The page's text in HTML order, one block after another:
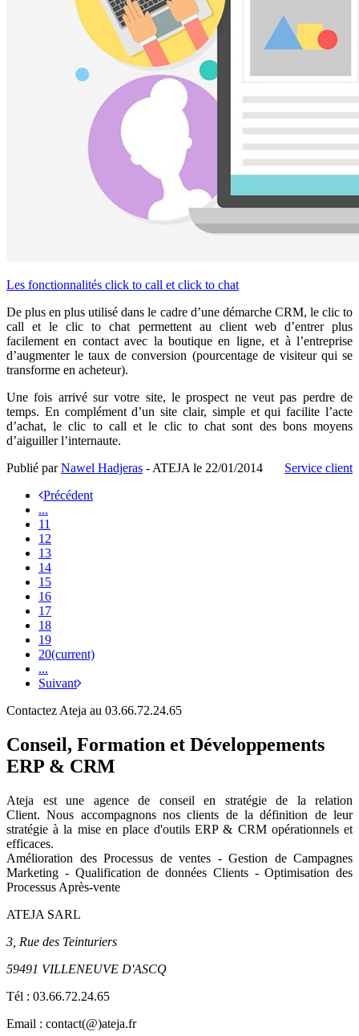
Les fonctionnalités click to call et click to chat
De plus en plus utilisé dans le cadre d’une démarche CRM, le clic to
call et le clic to chat permettent au client web d’entrer plus
facilement en contact avec la boutique en ligne, et à l’entreprise
d’augmenter le taux de conversion (pourcentage de visiteur qui se
transforme en acheteur).
Une fois arrivé sur votre site, le prospect ne veut pas perdre de
temps. En complément d’un site clair, simple et qui facilite l’acte
d’achat, le clic to call et le clic to chat sont des bons moyens
d’aiguiller l’internaute.
Service client
Publié parNawel Hadjeras - ATEJA le 22/01/2014
Précédent
...
11
12
13
14
15
16
17
18
19
20(current)
...
Suivant
Contactez Ateja au 03.66.72.24.65
Conseil, Formation et Développements
ERP & CRM
Ateja est une agence de conseil en stratégie de la relation
Client.Nous accompagnons nos clients de la définition de leur
stratégie à la mise en place d'outils ERP & CRM opérationnels et
efficaces.
Amélioration des Processus de ventes - Gestion de Campagnes
Marketing - Qualification de données Clients - Optimisation des
Processus Après-vente
ATEJA SARL
3, Rue des Teinturiers
59491 VILLENEUVE D'ASCQ
Tél : 03.66.72.24.65
Email : contact(@)ateja.fr